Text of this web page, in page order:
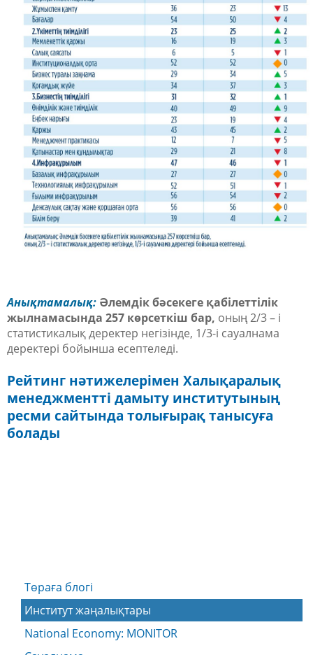
Анықтамалық: Әлемдік бәсекеге қабілеттілік
жылнамасында 257 көрсеткіш бар, оның 2/3 – і
статистикалық деректер негізінде, 1/3-і сауалнама
деректері бойынша есептеледі.
Рейтинг нәтижелерімен Халықаралық
менеджментті дамыту институтының
ресми сайтында толығырақ танысуға
болады
Төраға блогі
Институт жаңалықтары
National Economy: MONITOR